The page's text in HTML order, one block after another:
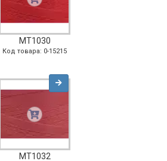
MT1030
Код товара: 0-15215
MT1032